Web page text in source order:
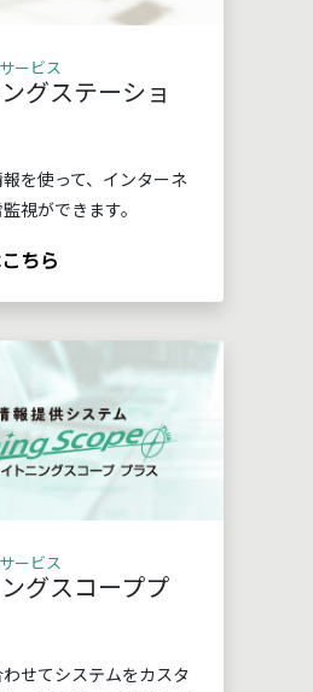
ービス
グステーショ
を使って、インターネ
視ができます。
ちら
ービス
グスコーププ
せてシステムをカスタ